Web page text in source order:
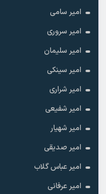
امیر سامی
امیر سروری
امیر سلیمان
امیر سینکی
امیر شراری
امیر شفیعی
امیر شهیار
امیر صدیقی
امیر عباس گلاب
امیر عرفانی